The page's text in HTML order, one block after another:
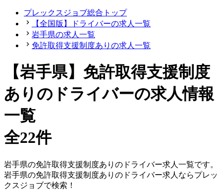
プレックスジョブ総合トップ
【全国版】ドライバーの求人一覧
岩手県の求人一覧
免許取得支援制度ありの求人一覧
【岩手県】免許取得支援制度
ありのドライバーの求人情報
一覧
全22件
岩手県の免許取得支援制度ありの ドライバー求人一覧です。
岩手県の免許取得支援制度ありの ドライバー求人ならプレッ
クスジョブで検索！